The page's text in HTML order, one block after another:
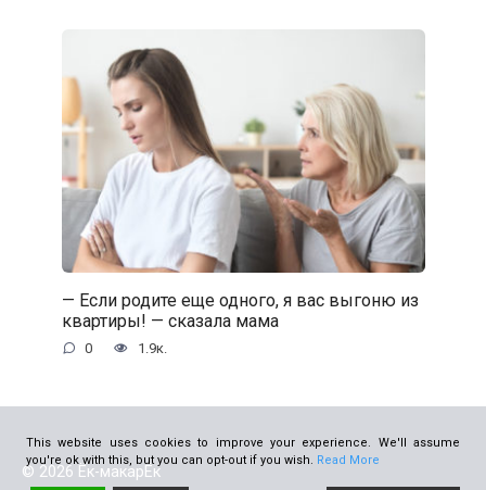
— Если родите еще одного, я вас выгоню из
квартиры! — сказала мама
0 1.9к.
© 2026 Ёк-макарЁк
This website uses cookies to improve your experience. We'll assume
you're ok with this, but you can opt-out if you wish. Read More